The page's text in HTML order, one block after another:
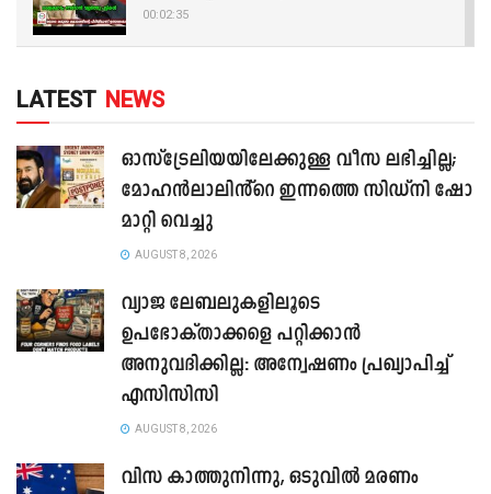
00:02:35
LATEST NEWS
ഓസ്‌ട്രേലിയയിലേക്കുള്ള വീസ ലഭിച്ചില്ല;
മോഹൻലാലിൻ്റെ ഇന്നത്തെ സിഡ്നി ഷോ
മാറ്റി വെച്ചു
AUGUST 8, 2026
വ്യാജ ലേബലുകളിലൂടെ
ഉപഭോക്താക്കളെ പറ്റിക്കാൻ
അനുവദിക്കില്ല: അന്വേഷണം പ്രഖ്യാപിച്ച്
എസിസിസി
AUGUST 8, 2026
വിസ കാത്തുനിന്നു, ഒടുവിൽ മരണം